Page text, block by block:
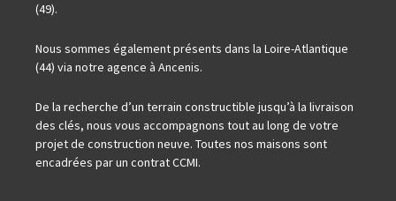
(49).
Nous sommes également présents dans la Loire-Atlantique
(44) via notre agence à Ancenis.
De la recherche d’un terrain constructible jusqu’à la livraison
des clés, nous vous accompagnons tout au long de votre
projet de construction neuve. Toutes nos maisons sont
encadrées par un contrat CCMI.